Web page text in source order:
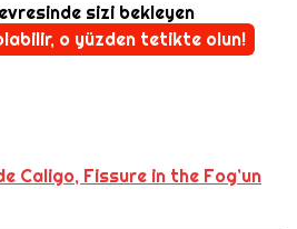
sizi bekleyen
o yüzden tetikte olun!
Caligo, Fissure in the Fog’un